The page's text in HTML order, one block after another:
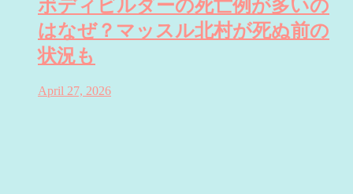
ボディビルダーの死亡例が多いの
はなぜ？マッスル北村が死ぬ前の
状況も
April 27, 2026